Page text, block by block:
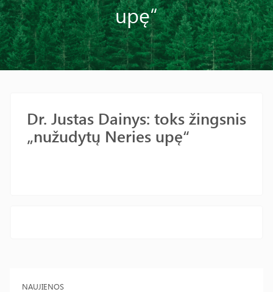
upę“
NAUJIENOS
Dr. Justas Dainys: toks žingsnis
„nužudytų Neries upę“